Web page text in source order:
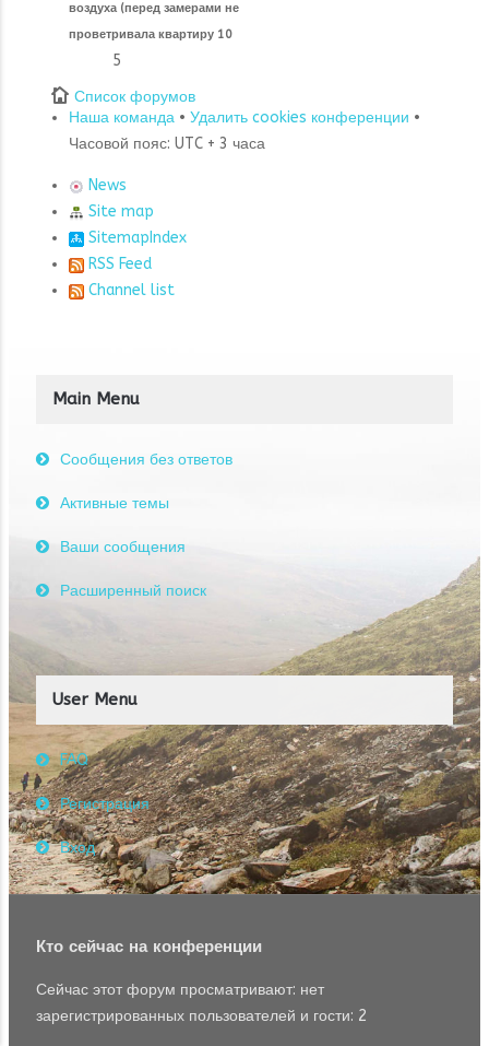
воздуха (перед замерами не
проветривала квартиру 10
5
Список форумов
Наша команда • Удалить cookies конференции •
Часовой пояс: UTC + 3 часа
News
Site map
SitemapIndex
RSS Feed
Channel list
Main Menu
Сообщения без ответов
Активные темы
Ваши сообщения
Расширенный поиск
User Menu
FAQ
Регистрация
Вход
Кто сейчас на конференции
Сейчас этот форум просматривают: нет
зарегистрированных пользователей и гости: 2